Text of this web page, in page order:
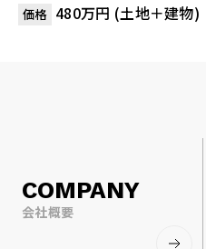
価格 480万円 (土地＋建物)
COMPANY
会社概要